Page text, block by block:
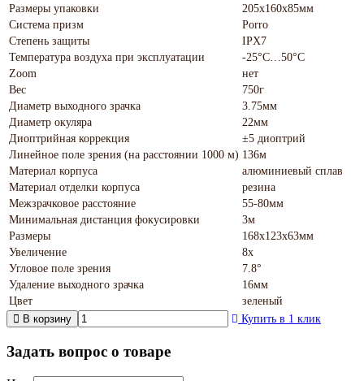
Размеры упаковки
205x160x85мм
Система призм
Porro
Степень защиты
IPX7
Температура воздуха при эксплуатации
-25°С…50°С
Zoom
нет
Вес
750г
Диаметр выходного зрачка
3.75мм
Диаметр окуляра
22мм
Диоптрийная коррекция
±5 диоптрий
Линейное поле зрения (на расстоянии 1000 м) 136м
Материал корпуса
алюминиевый сплав
Материал отделки корпуса
резина
Межзрачковое расстояние
55-80мм
Минимальная дистанция фокусировки
3м
Размеры
168x123x63мм
Увеличение
8х
Угловое поле зрения
7.8°
Удаление выходного зрачка
16мм
Цвет
зеленый
В корзину
Купить в 1 клик
Задать вопрос о товаре